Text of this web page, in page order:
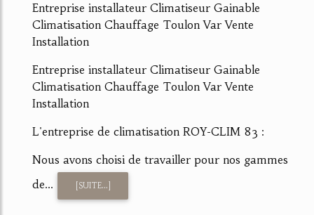
Entreprise installateur Climatiseur Gainable
Climatisation Chauffage Toulon Var Vente
Installation
Entreprise installateur Climatiseur Gainable
Climatisation Chauffage Toulon Var Vente
Installation
L'entreprise de climatisation ROY-CLIM 83 :
Nous avons choisi de travailler pour nos gammes
de...
[SUITE...]